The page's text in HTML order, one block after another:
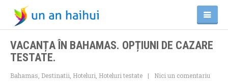
VACANȚA ÎN BAHAMAS. OPȚIUNI DE CAZARE
TESTATE.
Bahamas Destinatii Hoteluri Hoteluri testate
Nici un comentariu